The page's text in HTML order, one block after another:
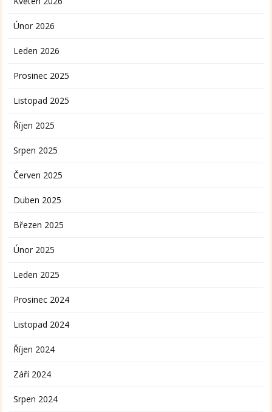
Únor 2026
Leden 2026
Prosinec 2025
Listopad 2025
Říjen 2025
Srpen 2025
Červen 2025
Duben 2025
Březen 2025
Únor 2025
Leden 2025
Prosinec 2024
Listopad 2024
Říjen 2024
Září 2024
Srpen 2024